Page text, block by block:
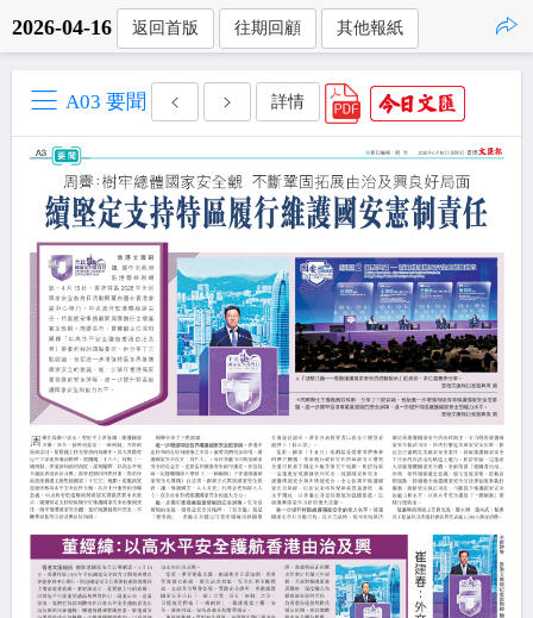
2026-04-16 返回首版 往期回顧 其他報紙
A03 要聞 詳情